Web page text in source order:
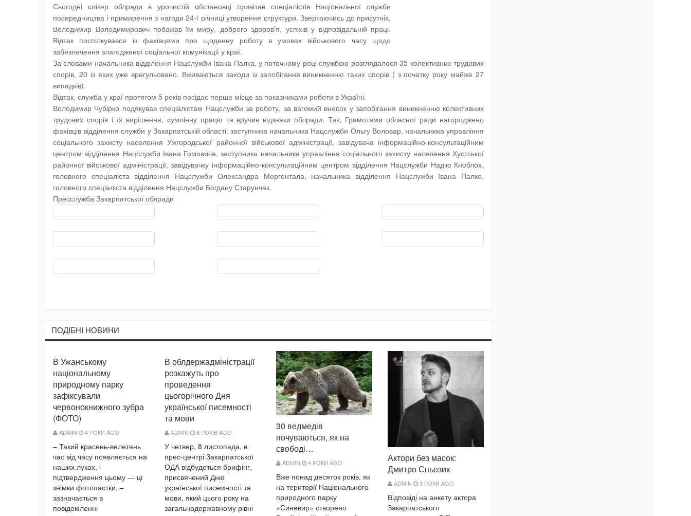
Сьогодні спікер облради в урочистій обстановці привітав спеціалістів Національної служби
посередництва і примирення з нагоди 24-ї річниці утворення структури. Звертаючись до присутніх,
Володимир Володимирович побажав їм миру, доброго здоров’я, успіхів у відповідальній праці.
Відтак поспілкувався із фахівцями про щоденну роботу в умовах військового часу щодо
забезпечення злагодженої соціальної комунікації у краї.
За словами начальника відділення Нацслужби Івана Палка, у поточному році службою розглядалося 35 колективних трудових
спорів, 20 із яких уже врегульовано. Вживаються заходи із запобігання виникненню таких спорів ( з початку року майже 27
випадків).
Відтак, служба у краї протягом 5 років посідає перше місце за показниками роботи в Україні.
Володимир Чубірко подякував спеціалістам Нацслужби за роботу, за вагомий внесок у запобігання виникненню колективних
трудових спорів і їх вирішення, сумлінну працю та вручив відзнаки облради. Так, Грамотами обласної ради нагороджено
фахівців відділення служби у Закарпатській області: заступника начальника Нацслужби Ольгу Воловар, начальника управління
соціального захисту населення Ужгородської районної військової адміністрації, завідувача інформаційно-консультаційним
центром відділення Нацслужби Івана Гомовича, заступника начальника управління соціального захисту населення Хустської
районної військової адміністрації, завідувачку інформаційно-консультаційним центром відділення Нацслужби Надію Кноблох,
головного спеціаліста відділення Нацслужби Олександра Моргентала, начальника відділення Нацслужби Івана Палко,
головного спеціаліста відділення Нацслужби Богдану Старунчак.
Пресслужба Закарпатської облради
ПОДIБНI НОВИНИ
В Ужанському
національному
природному парку
зафіксували
червонокнижного зубра
(ФОТО)
ADMIN 4 РОКИ AGO
– Такий красень-велетень
час від часу появляється на
наших луках, і
підтвердження цьому ― ці
знімки фотопастки, –
зазначається в
повідомленні
В облдержадміністрації
розкажуть про
проведення
цьогорічного Дня
української писемності
та мови
ADMIN 8 РОКІВ AGO
У четвер, 8 листопада, в
прес-центрі Закарпатської
ОДА відбудеться брифінг,
присвячений Дню
української писемності та
мови, який цього року на
загальнодержавному рівні
30 ведмедів
почуваються, як на
свободі…
ADMIN 4 РОКИ AGO
Вже понад десяток років, як
на території Національного
природного парку
«Синевир» створено
Актори без масок:
Дмитро Сньозик
ADMIN 3 РОКИ AGO
Відповіді на анкету актора
Закарпатського